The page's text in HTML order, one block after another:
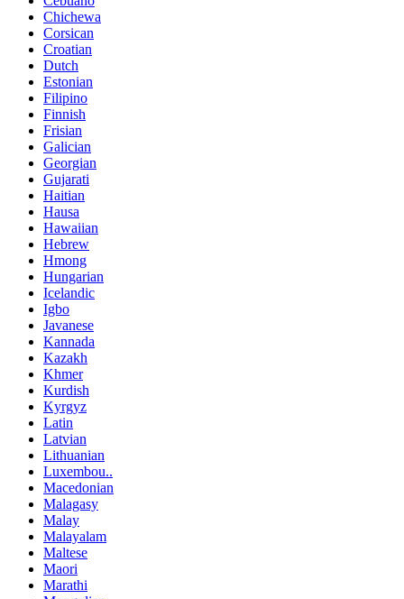
Chichewa
Corsican
Croatian
Dutch
Estonian
Filipino
Finnish
Frisian
Galician
Georgian
Gujarati
Haitian
Hausa
Hawaiian
Hebrew
Hmong
Hungarian
Icelandic
Igbo
Javanese
Kannada
Kazakh
Khmer
Kurdish
Kyrgyz
Latin
Latvian
Lithuanian
Luxembou..
Macedonian
Malagasy
Malay
Malayalam
Maltese
Maori
Marathi